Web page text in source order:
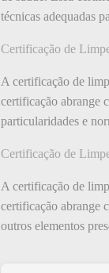
técnicas adequadas
Certificação de
A certificação de
certificação abrange
particularidades e
Certificação de
A certificação de
certificação abrange
outros elementos